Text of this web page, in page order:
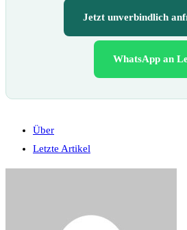
Jetzt unverbindlich
WhatsApp an
Über
Letzte Artikel